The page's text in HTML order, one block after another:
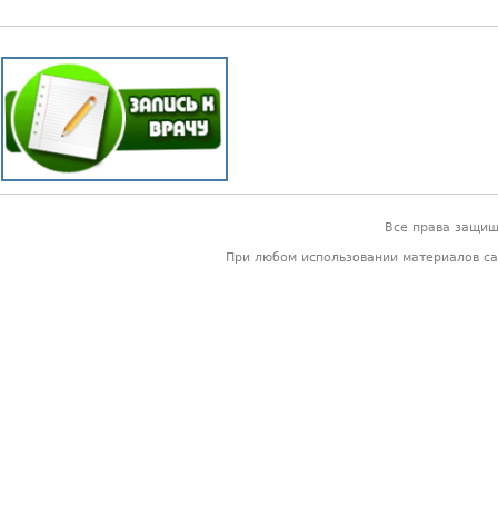
Все права
При любом использовании материалов